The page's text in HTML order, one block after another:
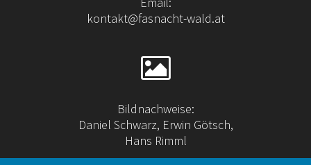
kontakt@fasnacht-wald.at
Bildnachweise:
Daniel Schwarz, Erwin Götsch,
Hans Rimml